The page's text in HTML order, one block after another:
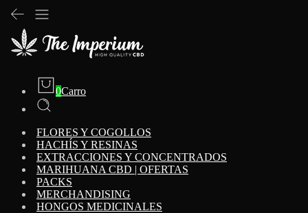
0Carro
FLORES Y COGOLLOS
HACHÍS Y RESINAS
EXTRACCIONES Y CONCENTRADOS
MARIHUANA CBD | OFERTAS
PACKS
MERCHANDISING
HONGOS MEDICINALES